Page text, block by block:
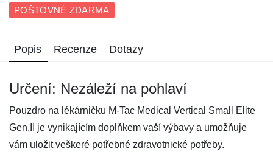
POŠTOVNÉ ZDARMA
Popis Recenze Dotazy
Určení: Nezáleží na pohlaví
Pouzdro na lékárničku M-Tac Medical Vertical Small Elite
Gen.II je vynikajícím doplňkem vaší výbavy a umožňuje
vám uložit veškeré potřebné zdravotnické potřeby.